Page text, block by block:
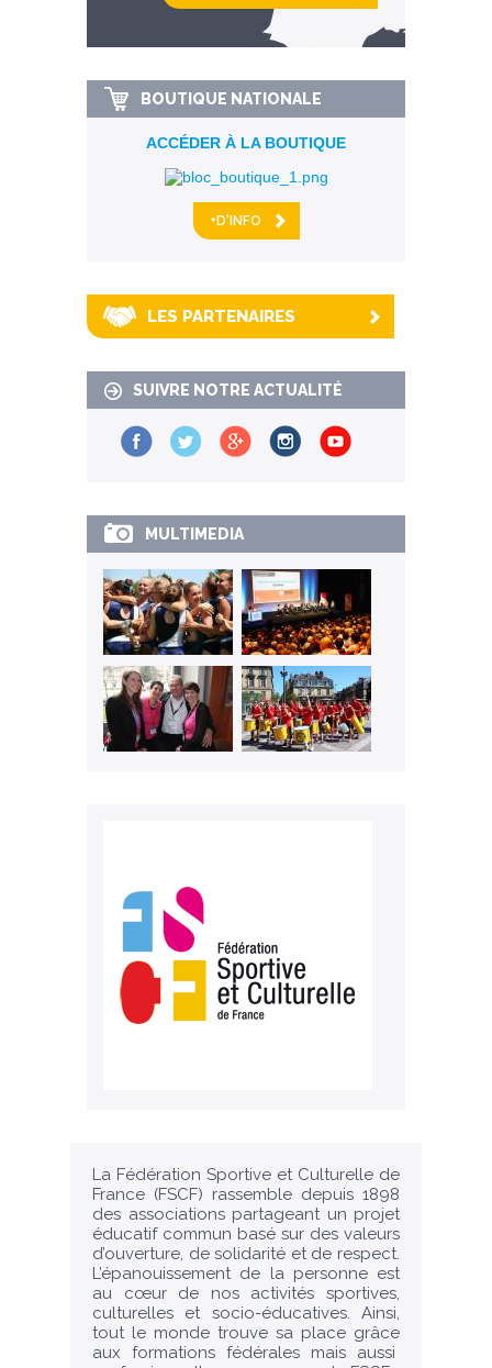
km alentour
BOUTIQUE NATIONALE
ACCÉDER À LA BOUTIQUE
+D'INFO
LES PARTENAIRES
SUIVRE NOTRE ACTUALITÉ
MULTIMEDIA
La Fédération Sportive et Culturelle de
France (FSCF) rassemble depuis 1898
des associations partageant un projet
éducatif commun basé sur des valeurs
d’ouverture, de solidarité et de respect.
L’épanouissement de la personne est
au cœur de nos activités sportives,
culturelles et socio-éducatives. Ainsi,
tout le monde trouve sa place grâce
aux formations fédérales mais aussi